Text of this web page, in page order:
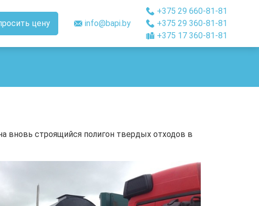
цену info@bapi.by
+375 29 660-81-81
+375 29 360-81-81
+375 17 360-81-81
вновь строящийся полигон твердых отходов в